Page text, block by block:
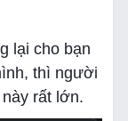
lại cho bạn
thì người
rất lớn.